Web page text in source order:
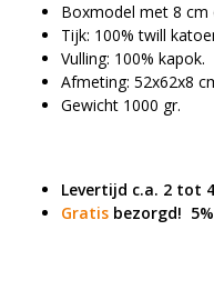
Boxmodel met 8 cm
Tijk: 100% twill
Vulling: 100% kapok.
Afmeting: 52x62x8
Gewicht 1000 gr.
Levertijd c.a. 2 tot
Gratis bezorgd!